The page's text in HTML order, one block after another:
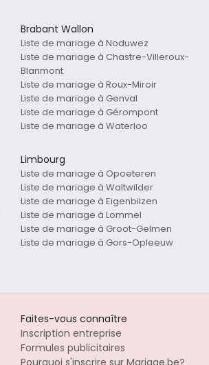
Brabant Wallon
Liste de mariage à Noduwez
Liste de mariage à Chastre-Villeroux-
Blanmont
Liste de mariage à Roux-Miroir
Liste de mariage à Genval
Liste de mariage à Gérompont
Liste de mariage à Waterloo
Limbourg
Liste de mariage à Opoeteren
Liste de mariage à Waltwilder
Liste de mariage à Eigenbilzen
Liste de mariage à Lommel
Liste de mariage à Groot-Gelmen
Liste de mariage à Gors-Opleeuw
Faites-vous connaître
Inscription entreprise
Formules publicitaires